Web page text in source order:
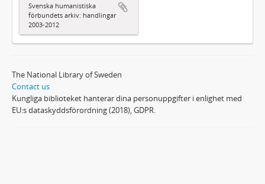
Svenska humanistiska
förbundets arkiv: handlingar
2003-2012
The National Library of Sweden
Contact us
Kungliga biblioteket hanterar dina personuppgifter i enlighet med
EU:s dataskyddsförordning (2018), GDPR.